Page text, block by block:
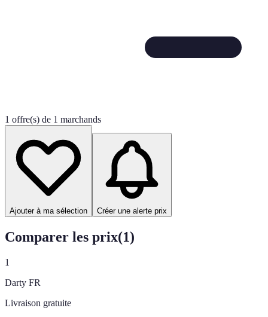
1 offre(s) de 1 marchands
Ajouter à ma sélection Créer une alerte prix
Comparer les prix(1)
1
Darty FR
Livraison gratuite